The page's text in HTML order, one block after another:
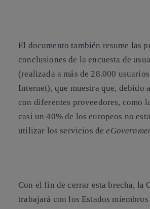
El documento también resume las
conclusiones de la encuesta de
(realizada a más de 28.000
Internet), que muestra que, debido
con diferentes proveedores, como
casi un 40% de los europeos no
utilizar los servicios de
Con el fin de cerrar esta brecha, la
trabajará con los Estados